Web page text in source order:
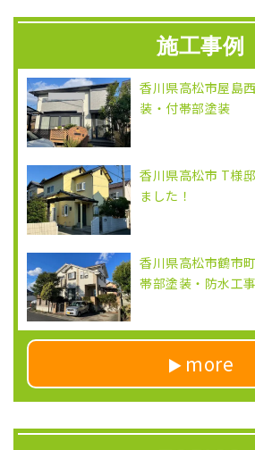
施工事例
香川県高松市屋
装・付帯部塗装
香川県高松市 T様
ました！
香川県高松市鶴
帯部塗装・防水工事
more